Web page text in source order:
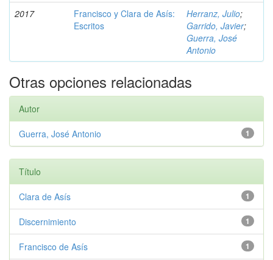
2017
Francisco y Clara de Asís:
Escritos
Herranz, Julio;
Garrido, Javier;
Guerra, José
Antonio
Otras opciones relacionadas
Autor
1
Guerra, José Antonio
Título
1
Clara de Asís
1
Discernimiento
1
Francisco de Asís